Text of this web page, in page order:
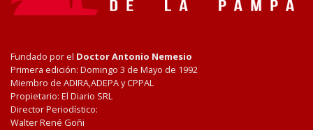
Fundado por el Doctor Antonio Nemesio
Primera edición: Domingo 3 de Mayo de 1992
Miembro de ADIRA,ADEPA y CPPAL
Propietario: El Diario SRL
Director Periodístico:
Walter René Goñi